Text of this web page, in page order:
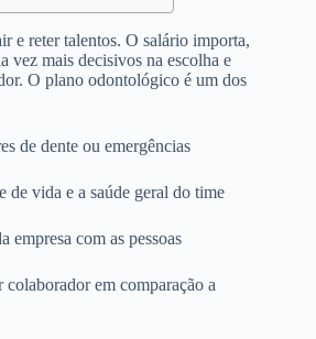
e reter talentos. O salário importa,
vez mais decisivos na escolha e
O plano odontológico é um dos
de dente ou emergências
de vida e a saúde geral do time
empresa com as pessoas
em comparação a